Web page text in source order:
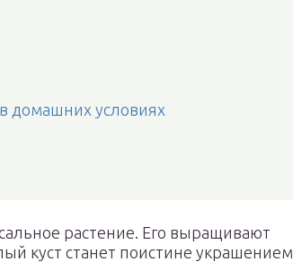
домашних условиях
растение. Его выращивают
куст станет поистине украшением